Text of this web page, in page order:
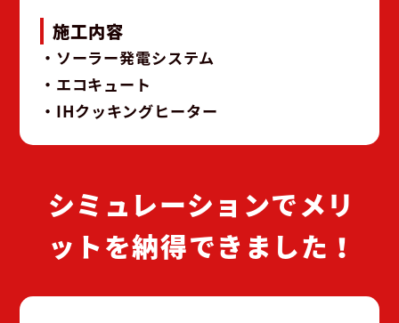
施工内容
・ ソーラー発電システム
・ エコキュート
・ IHクッキングヒーター
シミュレーションでメリ
ットを納得できました！